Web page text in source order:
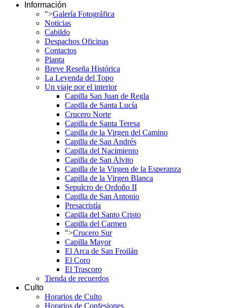
Información
">Galería Fotográfica
Noticias
Cabildo
Despachos Oficinas
Contactos
Planta
Breve Reseña Histórica
La Leyenda del Topo
Un viaje por el interior
Capilla San Juan de Regla
Capilla de Santa Lucía
Crucero Norte
Capilla de Santa Teresa
Capilla de la Virgen del Camino
Capilla de San Andrés
Capilla del Nacimiento
Capilla de San Alvito
Capilla de la Virgen de la Esperanza
Capilla de la Virgen Blanca
Sepulcro de Ordoño II
Capilla de San Antonio
Presacristía
Capilla del Santo Cristo
Capilla del Carmen
">Crucero Sur
Capilla Mayor
El Arca de San Froilán
El Coro
El Trascoro
Tienda de recuerdos
Culto
Horarios de Culto
Horarios de Confesiones